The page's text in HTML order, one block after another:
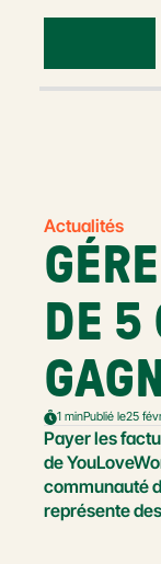
Actualités
DE
1 minPublié le25
Payer les
de
communauté
représente